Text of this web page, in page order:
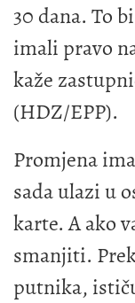
30 dana. To
imali pravo
kaže
(HDZ/EPP).
Promjena
sada ulazi u
karte. A ako
smanjiti.
putnika,